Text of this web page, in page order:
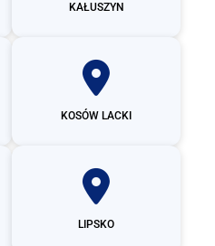
KAŁUSZYN
KOSÓW LACKI
LIPSKO